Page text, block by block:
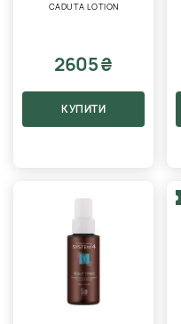
CADUTA LOTION
2605 ₴
КУПИТИ